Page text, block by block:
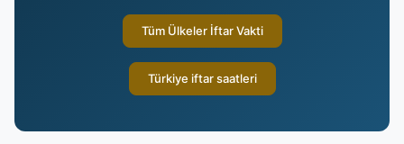
Tüm Ülkeler İftar Vakti
Türkiye iftar saatleri